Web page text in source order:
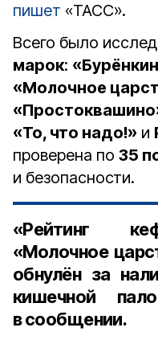
пишет «ТАСС».
Всего было
марок:
«Молочное
«То, что надо!» и
проверена по 35
и безопасности.
«Рейтинг
«Молочное
обнулён за
кишечной
в сообщении.